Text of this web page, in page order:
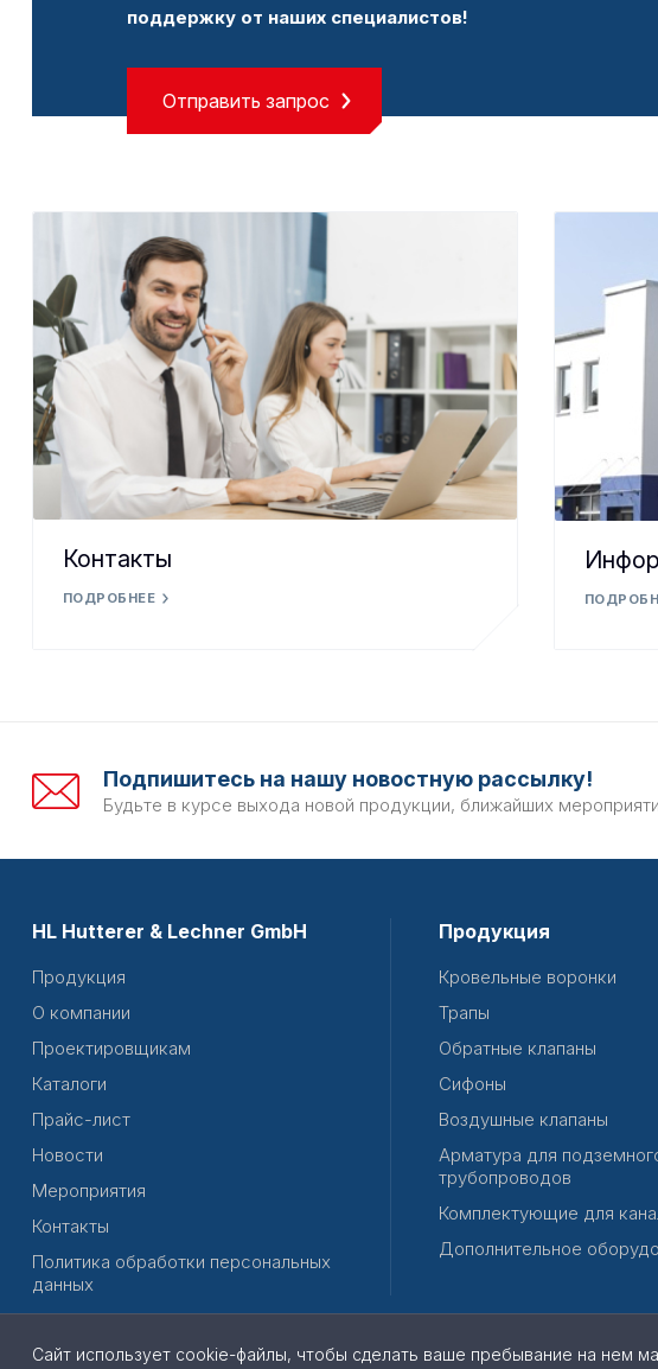
поддержку от наших специалистов!
Отправить запрос
Контакты
ПОДРОБНЕЕ
Подпишитесь на нашу новостную рассылку!
Будьте в курсе выхода новой продукции, ближайших
HL Hutterer & Lechner GmbH
Продукция
О компании
Проектировщикам
Каталоги
Прайс-лист
Новости
Мероприятия
Контакты
Политика обработки персональных
данных
Продукция
Кровельные воронки
Трапы
Обратные клапаны
Сифоны
Воздушные клапаны
Арматура для
трубопроводов
Комплектующие для
Дополнительное
Сайт использует cookie-файлы, чтобы сделать ваше пребывание на нем